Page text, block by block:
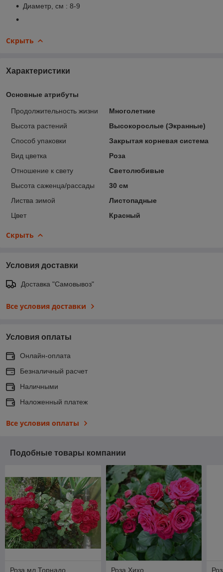
Диаметр, см : 8-9
Скрыть
Характеристики
Основные атрибуты
Продолжительность жизни
Многолетние
Высота растений
Высокорослые (Экранные)
Способ упаковки
Закрытая корневая система
Вид цветка
Роза
Отношение к свету
Светолюбивые
Высота саженца/рассады
30 см
Листва зимой
Листопадные
Цвет
Красный
Скрыть
Условия доставки
Доставка "Самовывоз"
Все условия доставки
Условия оплаты
Онлайн-оплата
Безналичный расчет
Наличными
Наложенный платеж
Все условия оплаты
Подобные товары компании
Роза мл Торнадо Роза Хихо